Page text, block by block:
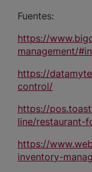
Fuentes:
https://
management/
https://
control/
https://
line/restaurant-
https://
inventory-